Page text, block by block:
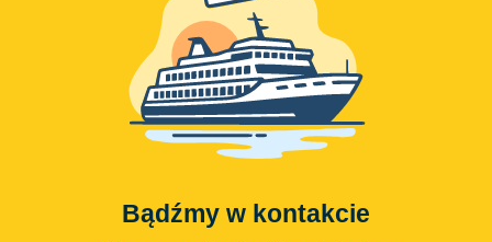
Bądźmy w kontakcie